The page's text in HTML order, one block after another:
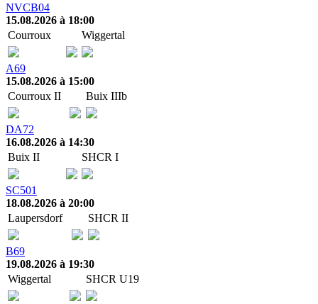
NVCB04
15.08.2026 à 18:00
Courroux
Wiggertal
A69
15.08.2026 à 15:00
Courroux II
Buix IIIb
DA72
16.08.2026 à 14:30
Buix II
SHCR I
SC501
18.08.2026 à 20:00
Laupersdorf
SHCR II
B69
19.08.2026 à 19:30
Wiggertal
SHCR U19